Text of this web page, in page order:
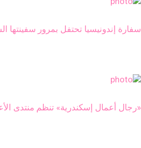
سفارة إندونيسيا تحتفل بمرور سفينتها
«رجال أعمال إسكندرية» تنظم منتدى